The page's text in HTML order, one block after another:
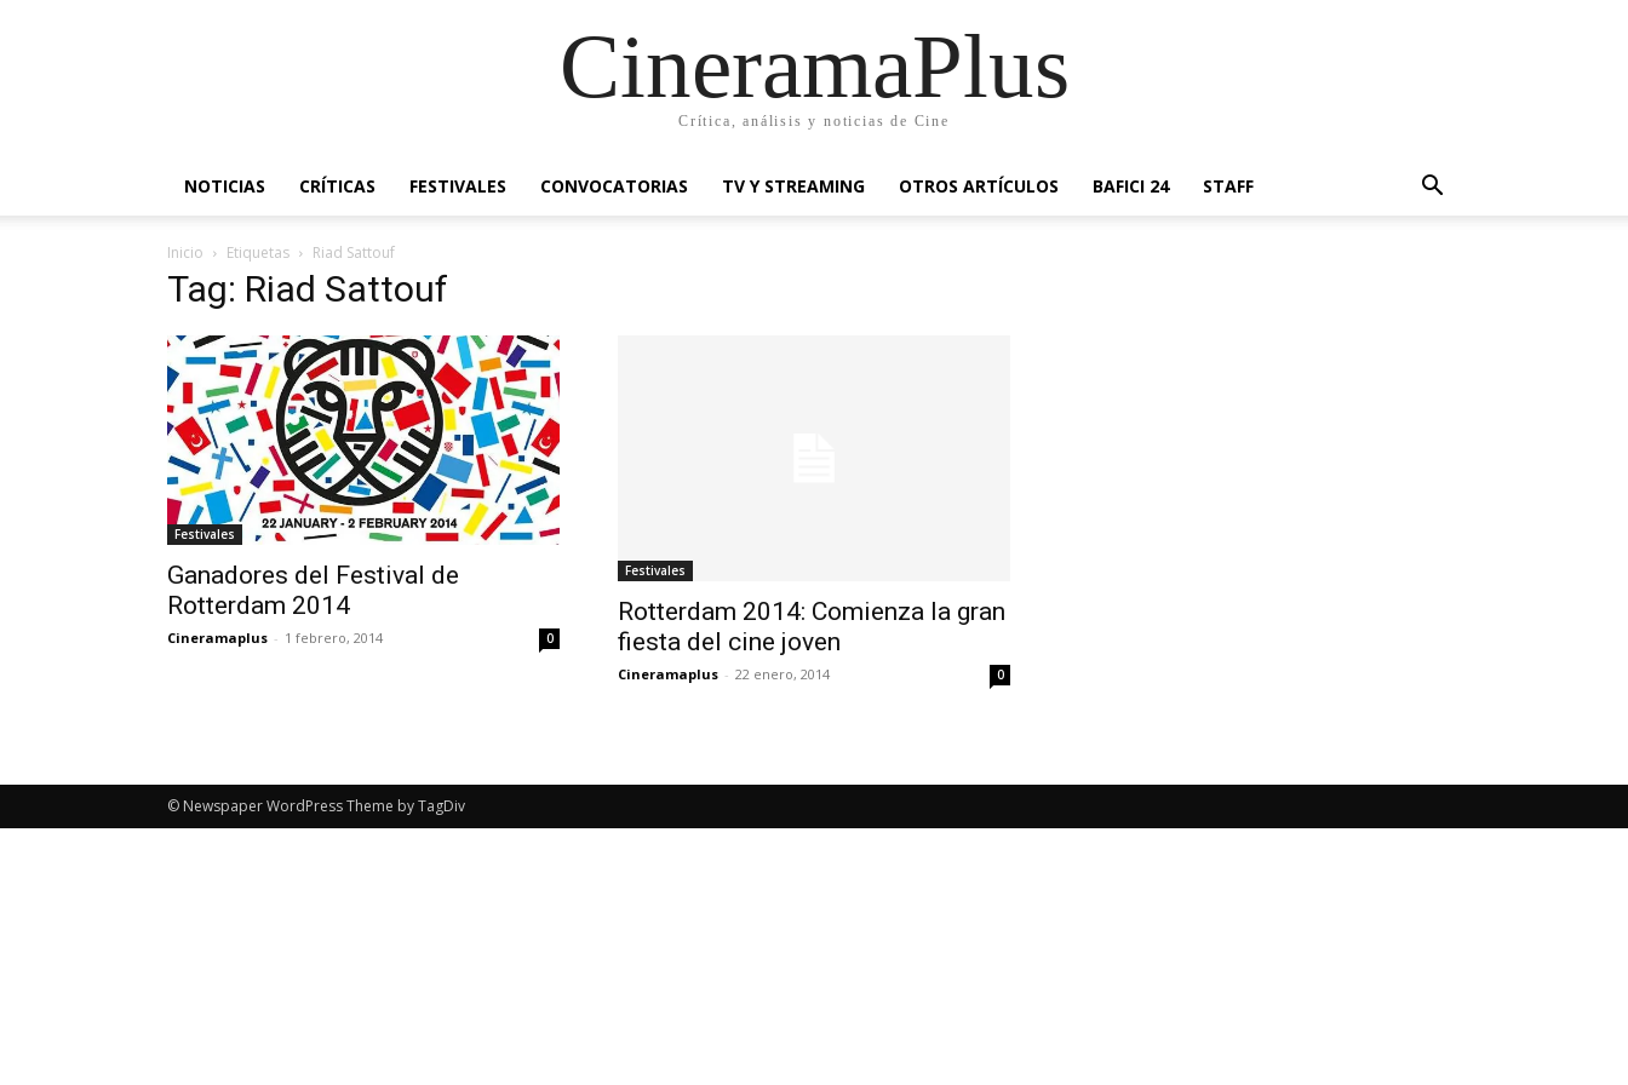
CineramaPlus
Crítica, análisis y noticias de Cine
NOTICIAS CRÍTICAS FESTIVALES CONVOCATORIAS TV Y STREAMING OTROS ARTÍCULOS BAFICI 24 STAFF
Inicio Etiquetas Riad Sattouf
Tag: Riad Sattouf
Festivales
Ganadores del Festival de
Rotterdam 2014
Cineramaplus - 1 febrero, 2014 0
Festivales
Rotterdam 2014: Comienza la gran
fiesta del cine joven
Cineramaplus - 22 enero, 2014 0
© Newspaper WordPress Theme by TagDiv